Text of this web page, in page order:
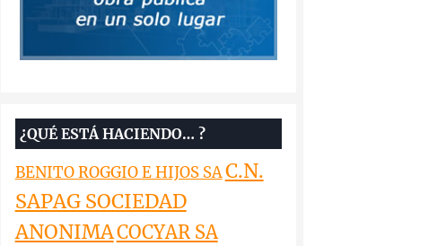
¿QUÉ ESTÁ HACIENDO… ?
BENITO ROGGIO E HIJOS SAC.N.
SAPAG SOCIEDAD
ANONIMACOCYAR SA